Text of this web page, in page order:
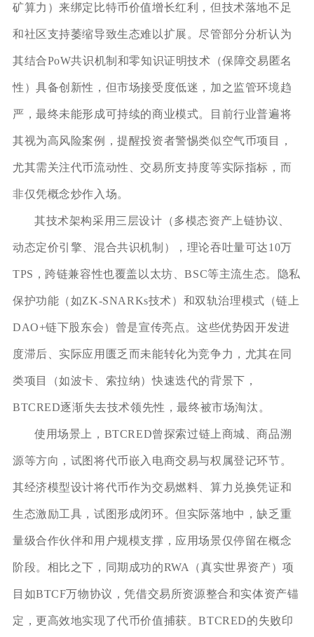
矿算力）来绑定比特币价值增长红利，但技术落地不足
和社区支持萎缩导致生态难以扩展。尽管部分分析认为
其结合PoW共识机制和零知识证明技术（保障交易匿名
性）具备创新性，但市场接受度低迷，加之监管环境趋
严，最终未能形成可持续的商业模式。目前行业普遍将
其视为高风险案例，提醒投资者警惕类似空气币项目，
尤其需关注代币流动性、交易所支持度等实际指标，而
非仅凭概念炒作入场。
其技术架构采用三层设计（多模态资产上链协议、
动态定价引擎、混合共识机制），理论吞吐量可达10万
TPS，跨链兼容性也覆盖以太坊、BSC等主流生态。隐私
保护功能（如ZK-SNARKs技术）和双轨治理模式（链上
DAO+链下股东会）曾是宣传亮点。这些优势因开发进
度滞后、实际应用匮乏而未能转化为竞争力，尤其在同
类项目（如波卡、索拉纳）快速迭代的背景下，
BTCRED逐渐失去技术领先性，最终被市场淘汰。
使用场景上，BTCRED曾探索过链上商城、商品溯
源等方向，试图将代币嵌入电商交易与权属登记环节。
其经济模型设计将代币作为交易燃料、算力兑换凭证和
生态激励工具，试图形成闭环。但实际落地中，缺乏重
量级合作伙伴和用户规模支撑，应用场景仅停留在概念
阶段。相比之下，同期成功的RWA（真实世界资产）项
目如BTCF万物协议，凭借交易所资源整合和实体资产锚
定，更高效地实现了代币价值捕获。BTCRED的失败印